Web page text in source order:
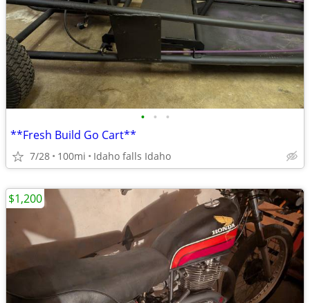
• • •
**Fresh Build Go Cart**
7/28 100mi Idaho falls Idaho
$1,200